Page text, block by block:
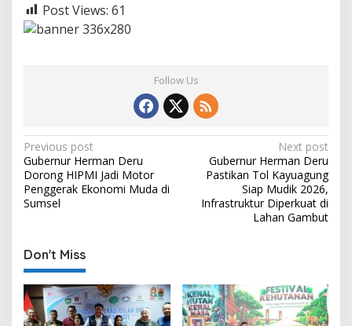
Post Views: 61
Follow Us
P
o
s
t
a
v
i
Previous post
Gubernur Herman Deru
Dorong HIPMI Jadi Motor
Penggerak Ekonomi Muda di
Sumsel
Next post
Gubernur Herman Deru
Pastikan Tol Kayuagung
Siap Mudik 2026,
Infrastruktur Diperkuat di
Lahan Gambut
Don't Miss